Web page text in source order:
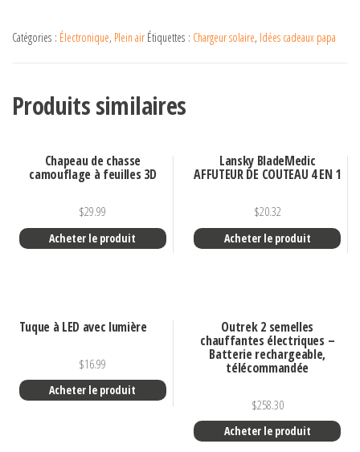
Catégories : Électronique, Plein air Étiquettes : Chargeur solaire, Idées cadeaux papa
Produits similaires
Chapeau de chasse
camouflage à feuilles 3D
$29.99
Acheter le produit
Lansky BladeMedic
AFFUTEUR DE COUTEAU 4 EN 1
$20.32
Acheter le produit
Tuque à LED avec lumière
$16.99
Acheter le produit
Outrek 2 semelles
chauffantes électriques –
Batterie rechargeable,
télécommandée
$258.30
Acheter le produit